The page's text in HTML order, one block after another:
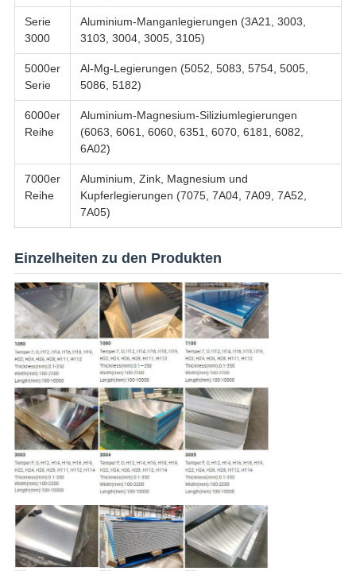
Serie
3000
Aluminium-Manganlegierungen (3A21, 3003,
3103, 3004, 3005, 3105)
5000er
Serie
Al-Mg-Legierungen (5052, 5083, 5754, 5005,
5086, 5182)
6000er
Reihe
Aluminium-Magnesium-Siliziumlegierungen
(6063, 6061, 6060, 6351, 6070, 6181, 6082,
6A02)
7000er
Reihe
Aluminium, Zink, Magnesium und
Kupferlegierungen (7075, 7A04, 7A09, 7A52,
7A05)
Einzelheiten zu den Produkten